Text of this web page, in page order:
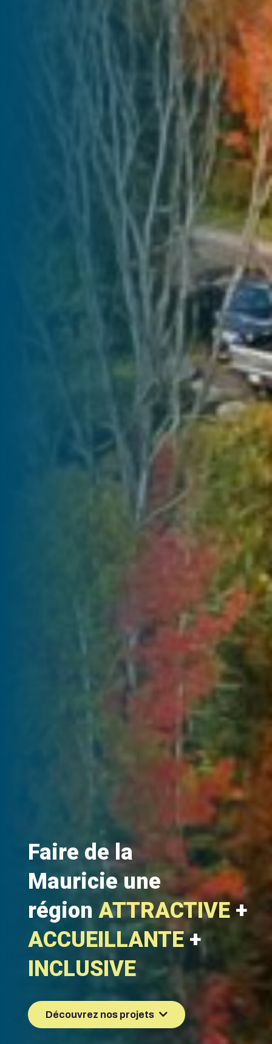
Faire de la
Mauricie une
région ATTRACTIVE+
ACCUEILLANTE +
INCLUSIVE
Découvrez nos projets